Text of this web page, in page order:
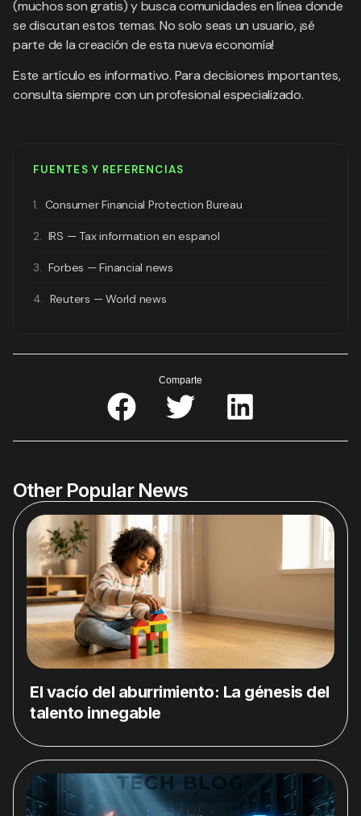
(muchos son gratis) y busca comunidades en línea donde
se discutan estos temas. No solo seas un usuario, ¡sé
parte de la creación de esta nueva economía!
Este artículo es informativo. Para decisiones importantes,
consulta siempre con un profesional especializado.
FUENTES Y REFERENCIAS
1. Consumer Financial Protection Bureau
2. IRS — Tax information en espanol
3. Forbes — Financial news
4. Reuters — World news
Comparte
Other Popular News
El vacío del aburrimiento: La génesis del
talento innegable